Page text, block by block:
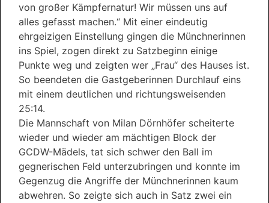
von großer Kämpfernatur! Wir müssen uns auf
alles gefasst machen.“ Mit einer eindeutig
ehrgeizigen Einstellung gingen die Münchnerinnen
ins Spiel, zogen direkt zu Satzbeginn einige
Punkte weg und zeigten wer „Frau“ des Hauses ist.
So beendeten die Gastgeberinnen Durchlauf eins
mit einem deutlichen und richtungsweisenden
25:14.
Die Mannschaft von Milan Dörnhöfer scheiterte
wieder und wieder am mächtigen Block der
GCDW-Mädels, tat sich schwer den Ball im
gegnerischen Feld unterzubringen und konnte im
Gegenzug die Angriffe der Münchnerinnen kaum
abwehren. So zeigte sich auch in Satz zwei ein